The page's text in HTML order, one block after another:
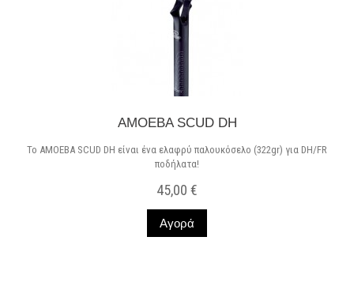
AMOEBA SCUD DH
Το AMOEBA SCUD DH είναι ένα ελαφρύ παλουκόσελο (322gr) για DH/FR
ποδήλατα!
45,00 €
Αγορά